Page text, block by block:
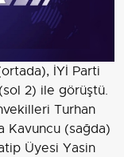
İYİ Parti
2) ile görüştü.
Turhan
Kavuncu (sağda)
Üyesi Yasin